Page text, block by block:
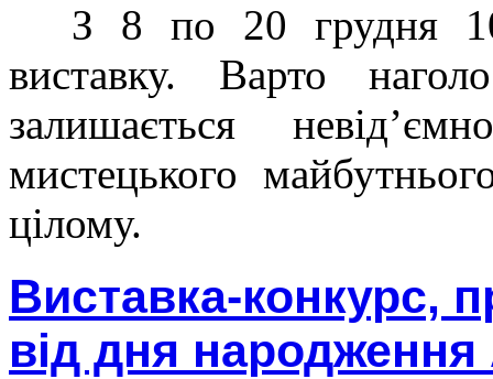
З 8 по 20 грудня
виставку. Варто
залишається
мистецького
цілому.
Виставка-конкурс,
від дня народження